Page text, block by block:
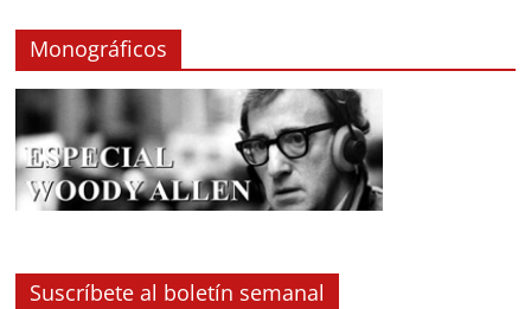
Monográficos
Suscríbete al boletín semanal